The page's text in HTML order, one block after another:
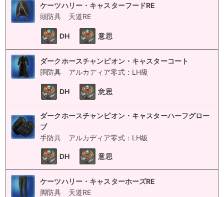
ケーツハリー・キャスターフードRE
頭防具
天道RE
DH 意思
ダークホースチャンピオン・キャスターコート
胴防具
アルカディア零式：LH級
DH 意思
ダークホースチャンピオン・キャスターハーフグロー
ブ
手防具
アルカディア零式：LH級
DH 意思
ケーツハリー・キャスターホーズRE
脚防具
天道RE